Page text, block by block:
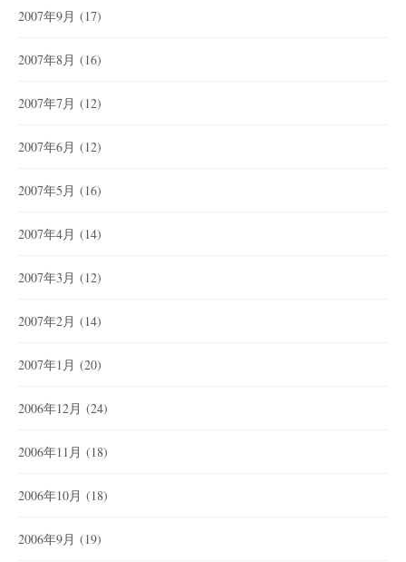
2007年9月 (17)
2007年8月 (16)
2007年7月 (12)
2007年6月 (12)
2007年5月 (16)
2007年4月 (14)
2007年3月 (12)
2007年2月 (14)
2007年1月 (20)
2006年12月 (24)
2006年11月 (18)
2006年10月 (18)
2006年9月 (19)